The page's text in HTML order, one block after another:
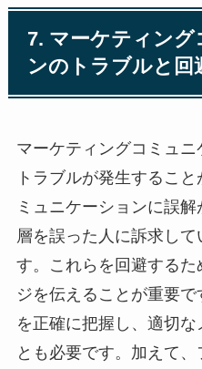
7. マーケティング
ンのトラブルと回
マーケティングコミュニ
トラブルが発生するこ
ミュニケーションに誤
層を誤った人に訴求し
す。これらを回避する
ジを伝えることが重要
を正確に把握し、適切
とも必要です。加えて